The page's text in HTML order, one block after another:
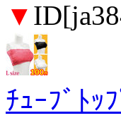
▼
ﾁｭｰﾌﾞﾄ